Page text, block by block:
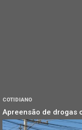
COTIDIANO
Apreensão de drogas